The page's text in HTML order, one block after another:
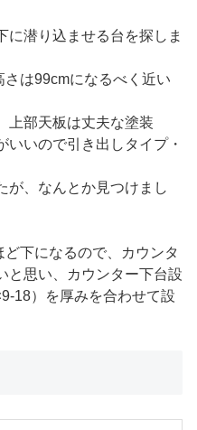
に潜り込ませる台を探しま
は99cmになるべく近い
上部天板は丈夫な塗装
いいので引き出しタイプ・
が、なんとか見つけまし
下になるので、カウンタ
と思い、カウンター下台設
18）を厚みを合わせて設